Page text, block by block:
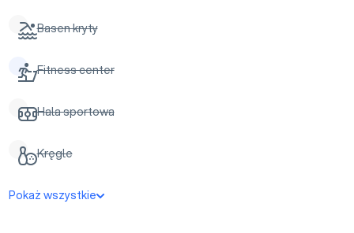
Basen kryty
Fitness center
Hala sportowa
Kręgle
Pokaż wszystkie